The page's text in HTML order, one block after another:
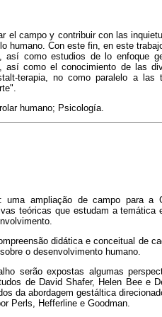
el campo y contribuir con las
humano. Con este fin, en este
así como estudios de lo enfoque
así como el conocimiento de las
terapia, no como paralelo a
humano; Psicología.
uma ampliação de campo para a
teóricas que estudam a
didática e conceitual de
o desenvolvimento humano.
serão expostas algumas
de David Shafer, Helen Bee e
da abordagem gestáltica
Perls, Hefferline e Goodman.